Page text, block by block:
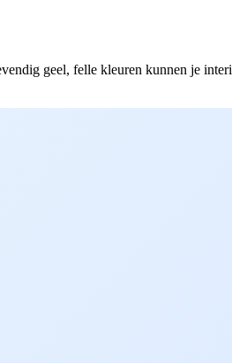
geel, felle kleuren kunnen je